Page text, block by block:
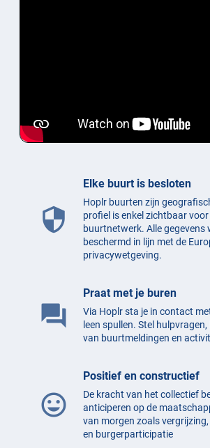
security
Elke buurt is besloten
Hoplr buurten zijn
profiel is enkel zichtbaar
buurtnetwerk. Alle gegevens
beschermd in lijn met de
privacywetgeving.
question_answer
Praat met je buren
Via Hoplr sta je in contact
leen spullen. Stel
van buurtmeldingen en
mood
Positief en constructief
De kracht van het collectief
anticiperen op de
van morgen zoals
en burgerparticipatie